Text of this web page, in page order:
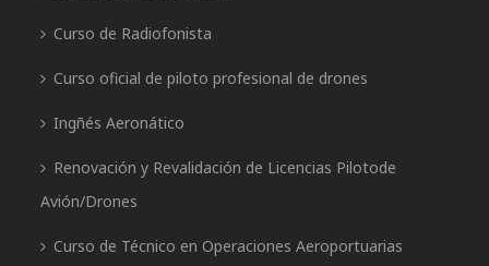
Curso de Radiofonista
Curso oficial de piloto profesional de drones
Ingñés Aeronático
Renovación y Revalidación de Licencias Pilotode
Avión/Drones
Curso de Técnico en Operaciones Aeroportuarias